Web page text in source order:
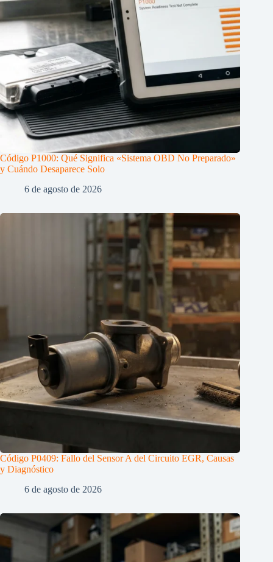
Código P1000: Qué Significa «Sistema OBD No Preparado»
y Cuándo Desaparece Solo
6 de agosto de 2026
Código P0409: Fallo del Sensor A del Circuito EGR, Causas
y Diagnóstico
6 de agosto de 2026